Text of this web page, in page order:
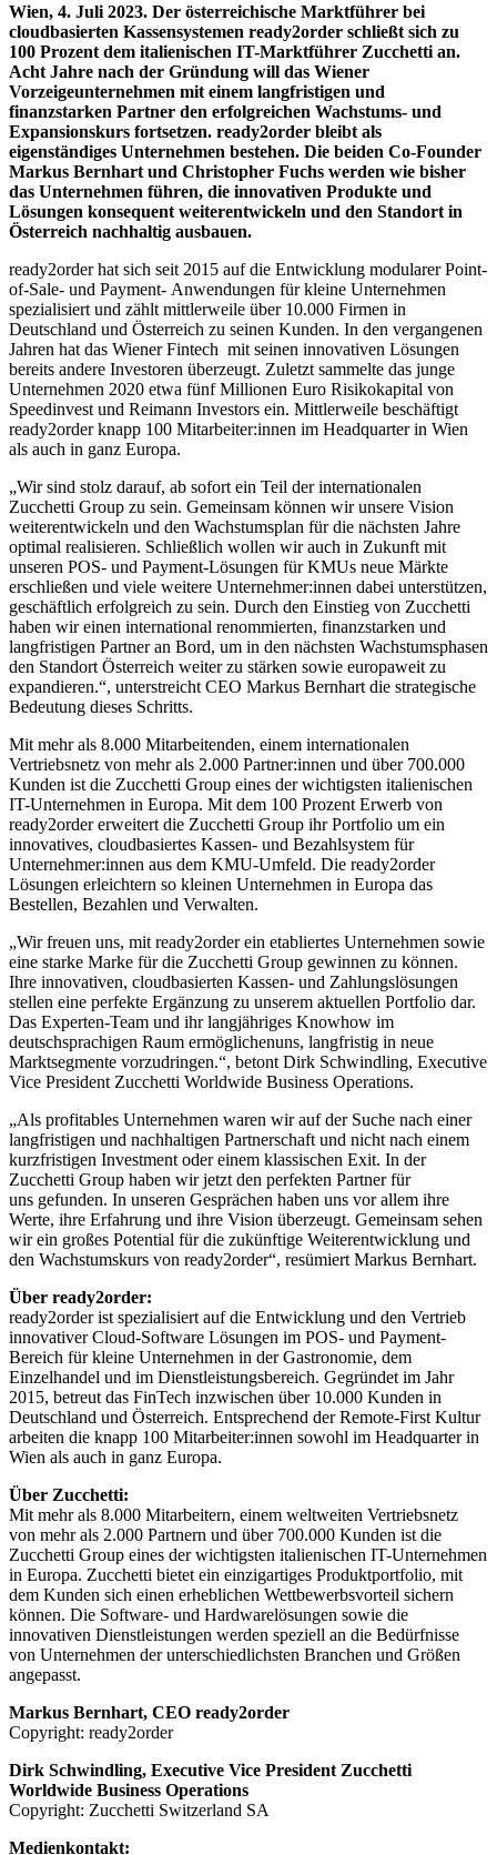
Wien, 4. Juli 2023. Der österreichische Marktführer bei
cloudbasierten Kassensystemen ready2order schließt sich zu
100 Prozent dem italienischen IT-Marktführer Zucchetti an.
Acht Jahre nach der Gründung will das Wiener
Vorzeigeunternehmen mit einem langfristigen und
finanzstarken Partner den erfolgreichen Wachstums- und
Expansionskurs fortsetzen. ready2order bleibt als
eigenständiges Unternehmen bestehen. Die beiden Co-Founder
Markus Bernhart und Christopher Fuchs werden wie bisher
das Unternehmen führen, die innovativen Produkte und
Lösungen konsequent weiterentwickeln und den Standort in
Österreich nachhaltig ausbauen.
ready2order hat sich seit 2015 auf die Entwicklung modularer Point-
of-Sale- und Payment- Anwendungen für kleine Unternehmen
spezialisiert und zählt mittlerweile über 10.000 Firmen in
Deutschland und Österreich zu seinen Kunden. In den vergangenen
Jahren hat das Wiener Fintech mit seinen innovativen Lösungen
bereits andere Investoren überzeugt. Zuletzt sammelte das junge
Unternehmen 2020 etwa fünf Millionen Euro Risikokapital von
Speedinvest und Reimann Investors ein. Mittlerweile beschäftigt
ready2order knapp 100 Mitarbeiter:innen im Headquarter in Wien
als auch in ganz Europa.
„Wir sind stolz darauf, ab sofort ein Teil der internationalen
Zucchetti Group zu sein. Gemeinsam können wir unsere Vision
weiterentwickeln und den Wachstumsplan für die nächsten Jahre
optimal realisieren. Schließlich wollen wir auch in Zukunft mit
unseren POS- und Payment-Lösungen für KMUs neue Märkte
erschließen und viele weitere Unternehmer:innen dabei unterstützen,
geschäftlich erfolgreich zu sein. Durch den Einstieg von Zucchetti
haben wir einen international renommierten, finanzstarken und
langfristigen Partner an Bord, um in den nächsten Wachstumsphasen
den Standort Österreich weiter zu stärken sowie europaweit zu
expandieren.“, unterstreicht CEO Markus Bernhart die strategische
Bedeutung dieses Schritts.
Mit mehr als 8.000 Mitarbeitenden, einem internationalen
Vertriebsnetz von mehr als 2.000 Partner:innen und über 700.000
Kunden ist die Zucchetti Group eines der wichtigsten italienischen
IT-Unternehmen in Europa. Mit dem 100 Prozent Erwerb von
ready2ordererweitert die Zucchetti Group ihr Portfolio um ein
innovatives, cloudbasiertes Kassen- und Bezahlsystem für
Unternehmer:innen aus dem KMU-Umfeld. Die ready2order
Lösungen erleichtern so kleinen Unternehmen in Europa das
Bestellen, Bezahlen und Verwalten.
„Wir freuen uns, mit ready2order ein etabliertes Unternehmen sowie
eine starke Marke fürdie Zucchetti Group gewinnen zu können.
Ihre innovativen, cloudbasierten Kassen- und Zahlungslösungen
stellen eine perfekte Ergänzung zu unserem aktuellen Portfolio dar.
Das Experten-Team und ihr langjähriges Knowhow im
deutschsprachigen Raum ermöglichenuns, langfristig in neue
Marktsegmente vorzudringen.“, betont Dirk Schwindling, Executive
Vice President Zucchetti Worldwide Business Operations.
„Als profitables Unternehmen waren wir auf der Suche nach einer
langfristigen und nachhaltigen Partnerschaft und nicht nach einem
kurzfristigen Investment oder einem klassischen Exit. In der
Zucchetti Group haben wir jetzt den perfekten Partner für
uns gefunden. In unseren Gesprächen haben uns vor allem ihre
Werte, ihre Erfahrung und ihre Vision überzeugt. Gemeinsam sehen
wir ein großes Potential für die zukünftige Weiterentwicklung und
den Wachstumskurs von ready2order“, resümiert Markus Bernhart.
Über ready2order:
ready2order ist spezialisiert auf die Entwicklung und den Vertrieb
innovativer Cloud-Software Lösungen im POS- und Payment-
Bereich für kleine Unternehmen in der Gastronomie, dem
Einzelhandel und im Dienstleistungsbereich. Gegründet im Jahr
2015, betreut das FinTech inzwischen über 10.000 Kunden in
Deutschland und Österreich. Entsprechend der Remote-First Kultur
arbeiten die knapp 100 Mitarbeiter:innen sowohl im Headquarter in
Wien als auch in ganz Europa.
Über Zucchetti:
Mit mehr als 8.000 Mitarbeitern, einem weltweiten Vertriebsnetz
von mehr als 2.000 Partnern und über 700.000 Kunden ist die
Zucchetti Group eines der wichtigsten italienischen IT-Unternehmen
in Europa. Zucchetti bietet ein einzigartiges Produktportfolio, mit
dem Kunden sich einen erheblichen Wettbewerbsvorteil sichern
können. Die Software- und Hardwarelösungen sowie die
innovativen Dienstleistungen werden speziell an die Bedürfnisse
von Unternehmen der unterschiedlichsten Branchen und Größen
angepasst.
Markus Bernhart, CEO ready2order
Copyright: ready2order
Dirk Schwindling, Executive Vice President Zucchetti
Worldwide Business Operations
Copyright: Zucchetti Switzerland SA
Medienkontakt: